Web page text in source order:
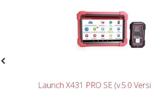
Launch X431 PRO SE (v.5.0